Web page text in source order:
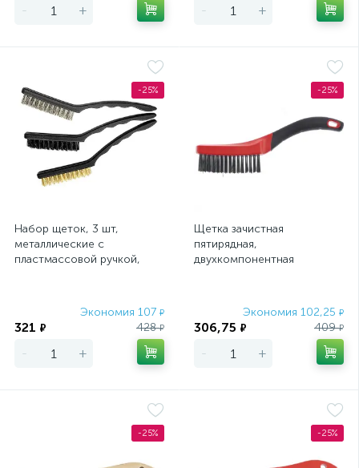
- + - +
-25%
Набор щеток, 3 шт,
металлические с
пластмассовой ручкой,
Экономия 107 ₽
321 ₽ 428₽
- +
-25%
Щетка зачистная
пятирядная,
двухкомпонентная
Экономия 102,25 ₽
306,75 ₽ 409₽
- +
-25% -25%